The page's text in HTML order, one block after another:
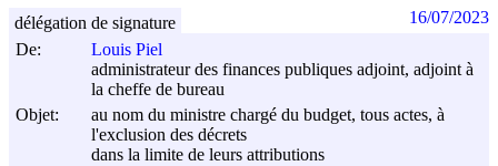
De:
Louis Piel
administrateur des finances publiques adjoint, adjoint à
la cheffe de bureau
Objet:
au nom du ministre chargé du budget, tous actes, à
l'exclusion des décrets
dans la limite de leurs attributions
délégation de signature 16/07/2023